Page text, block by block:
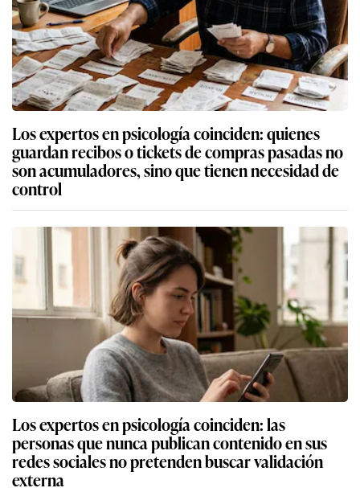
Los expertos en psicología coinciden: quienes
guardan recibos o tickets de compras pasadas no
son acumuladores, sino que tienen necesidad de
control
Los expertos en psicología coinciden: las
personas que nunca publican contenido en sus
redes sociales no pretenden buscar validación
externa